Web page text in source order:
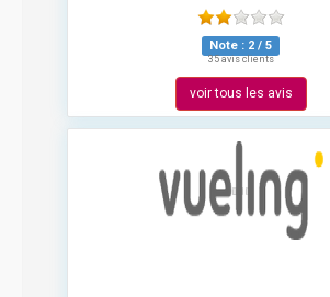
Note : 2 / 5
35 avis clients
voir tous les avis